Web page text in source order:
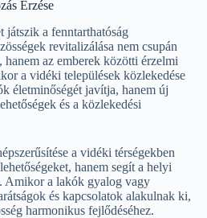
Érzése
játszik a fenntarthatóság
revitalizálása nem csupán
hanem az emberek közötti érzelmi
a vidéki települések közlekedése
életminőségét javítja, hanem új
és a közlekedési
a vidéki térségekben
hanem segít a helyi
Amikor a lakók gyalog vagy
és kapcsolatok alakulnak ki,
harmonikus fejlődéséhez.